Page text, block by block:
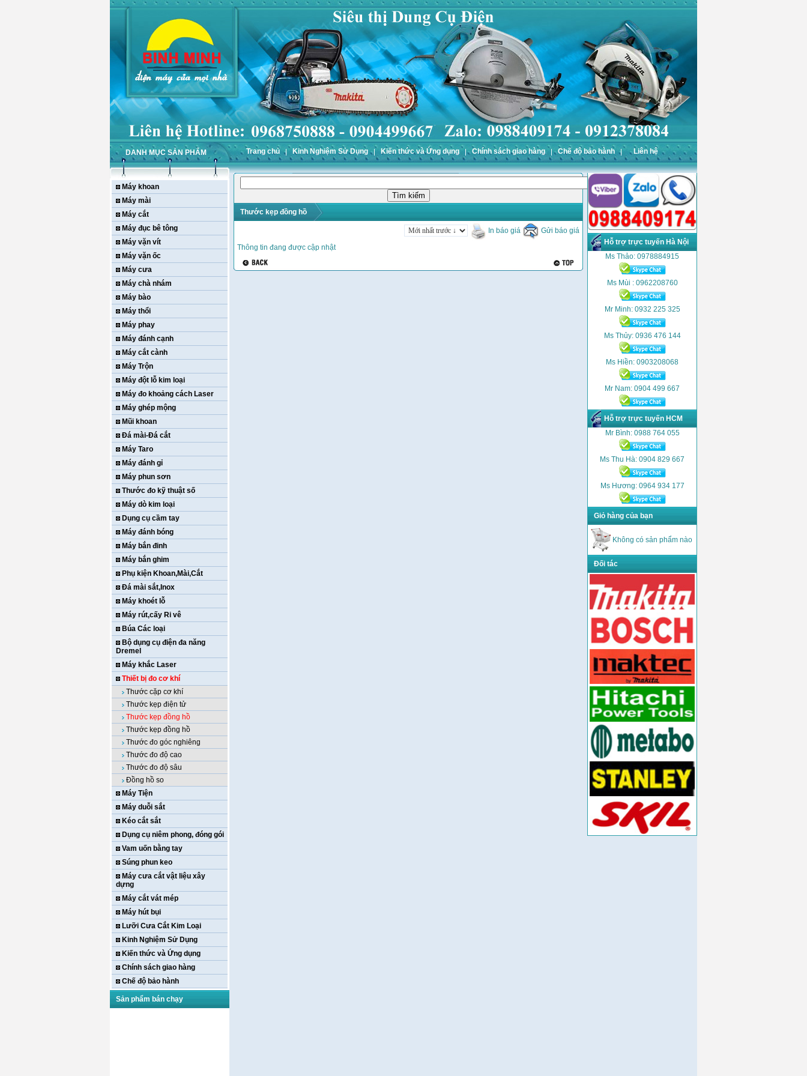
DANH MỤC SẢN PHẨM Trang chủ Kinh Nghiệm Sử Dụng Kiến thức và Ứng dụng Chính sách giao hàng Chế độ bảo hành Liên hệ
Máy khoan
Máy mài
Máy cắt
Máy đục bê tông
Máy vặn vít
Máy vặn ốc
Máy cưa
Máy chà nhám
Máy bào
Máy thổi
Máy phay
Máy đánh cạnh
Máy cắt cành
Máy Trộn
Máy đột lỗ kim loại
Máy đo khoảng cách Laser
Máy ghép mộng
Mũi khoan
Đá mài-Đá cắt
Máy Taro
Máy đánh gỉ
Máy phun sơn
Thước đo kỹ thuật số
Máy dò kim loại
Dụng cụ cầm tay
Máy đánh bóng
Máy bắn đinh
Máy bắn ghim
Phụ kiện Khoan,Mài,Cắt
Đá mài sắt,Inox
Máy khoét lỗ
Máy rút,cấy Ri vê
Búa Các loại
Bộ dụng cụ điện đa năng
Dremel
Máy khắc Laser
Thiết bị đo cơ khí
Thước cặp cơ khí
Thước kẹp điện tử
Thước kẹp đồng hồ
Thước kẹp đồng hồ
Thước đo góc nghiêng
Thước đo độ cao
Thước đo độ sâu
Đồng hồ so
Máy Tiện
Máy duỗi sắt
Kéo cắt sắt
Dụng cụ niêm phong, đóng gói
Vam uốn bằng tay
Súng phun keo
Máy cưa cắt vật liệu xây
dựng
Máy cắt vát mép
Máy hút bụi
Lưỡi Cưa Cắt Kim Loại
Kinh Nghiệm Sử Dụng
Kiến thức và Ứng dụng
Chính sách giao hàng
Chế độ bảo hành
Sản phẩm bán chạy
Thước kẹp đồng hồ
In báo giá
Gửi báo giá
Thông tin đang được cập nhật
Hỗ trợ trực tuyến Hà Nội
Ms Thảo: 0978884915
Ms Mùi : 0962208760
Mr Minh: 0932 225 325
Ms Thủy: 0936 476 144
Ms Hiền: 0903208068
Mr Nam: 0904 499 667
Hỗ trợ trực tuyến HCM
Mr Bình: 0988 764 055
Ms Thu Hà: 0904 829 667
Ms Hương: 0964 934 177
Giỏ hàng của bạn
Không có sản phẩm nào
Đối tác